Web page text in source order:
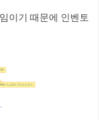
이기 때문에 인벤토